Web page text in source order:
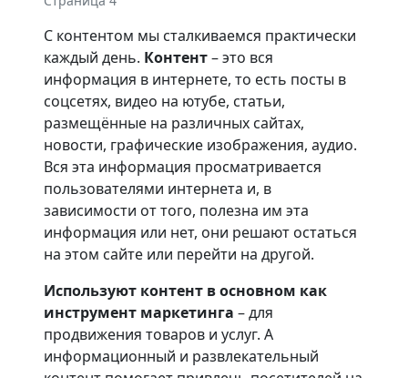
С контентом мы сталкиваемся практически
каждый день. Контент– это вся
информация в интернете, то есть посты в
соцсетях, видео на ютубе, статьи,
размещённые на различных сайтах,
новости, графические изображения, аудио.
Вся эта информация просматривается
пользователями интернета и, в
зависимости от того, полезна им эта
информация или нет, они решают остаться
на этом сайте или перейти на другой.
Используют контент в основном как
инструмент маркетинга – для
продвижения товаров и услуг. А
информационный и развлекательный